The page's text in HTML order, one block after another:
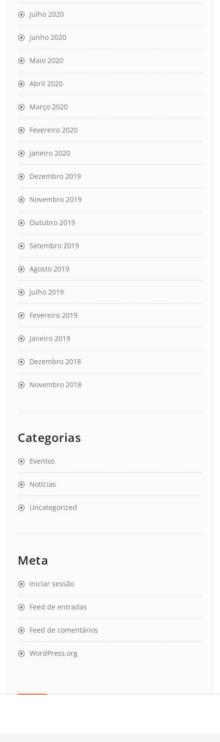
Julho 2020
Junho 2020
Maio 2020
Abril 2020
Março 2020
Fevereiro 2020
Janeiro 2020
Dezembro 2019
Novembro 2019
Outubro 2019
Setembro 2019
Agosto 2019
Julho 2019
Fevereiro 2019
Janeiro 2019
Dezembro 2018
Novembro 2018
Categorias
Eventos
Notícias
Uncategorized
Meta
Iniciar sessão
Feed de entradas
Feed de comentários
WordPress.org